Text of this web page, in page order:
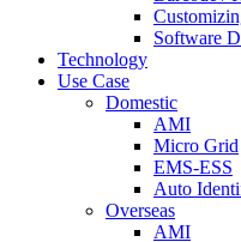
Software
Technology
Use Case
Domestic
AMI
Micro Grid
EMS-ESS
Auto
Overseas
AMI